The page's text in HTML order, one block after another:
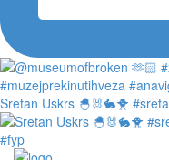
Sretan Uskrs 🐣🐰🐇🐥